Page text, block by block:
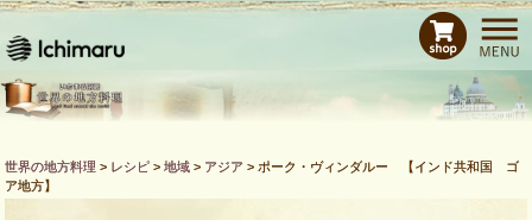
ホーム レシピ
商品紹介 Bras de CHEFとは
世界の地方料理 > レシピ >地域 > アジア > ポーク・ヴィンダルー 【インド共和国 ゴ
ア地方】